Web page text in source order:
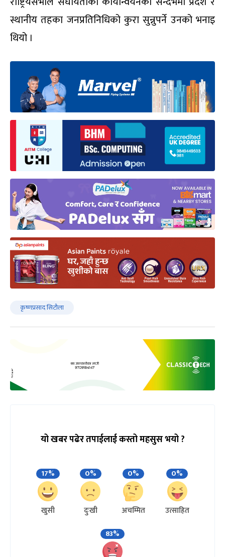
स्थानीय तहका जनप्रतिनिधिको कुरा सुन्नुपर्ने उनको भनाइ
थियो ।
कृष्णप्रसाद सिटौला
यो खबर पढेर तपाईलाई कस्तो महसुस भयो ?
17%
खुसी
0%
दुःखी
0%
अचम्मित
0%
उत्साहित
83%